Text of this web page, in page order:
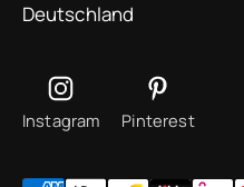
Deutschland
Instagram Pinterest